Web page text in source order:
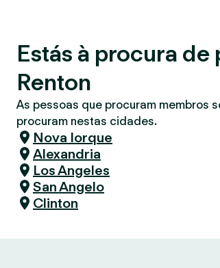
Estás à procura
Renton
As pessoas que procuram membros
procuram nestas cidades.
Nova Iorque
Alexandria
Los Angeles
San Angelo
Clinton